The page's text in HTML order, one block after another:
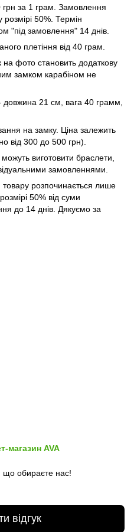
грн за 1 грам. Замовлення
50%. Термін
"під замовлення" 14 днів.
плетіння від 40 грам.
на фото становить додаткову
замком карабіном не
21 см, вага 40 грамм,
на замку. Ціна залежить
від 300 до 500 грн).
виготовити браслети,
замовленнями.
товару розпочинається лише
50% від суми
до 14 днів. Дякуємо за
магазин AVA
що обираєте нас!
відгук